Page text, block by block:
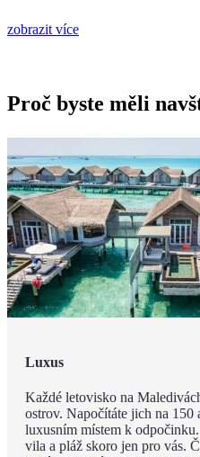
zobrazit více
Proč byste měli
Luxus
Každé letovisko na
ostrov. Napočítáte jich na 150
luxusním místem k
vila a pláž skoro jen pro vás.